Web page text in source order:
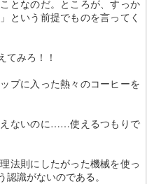
となのだ。ところが、すっか
という前提でものを言ってく
みろ！！
プに入った熱々のコーヒーを
ないのに……使えるつもりで
法則にしたがった機械を使っ
識がないのである。